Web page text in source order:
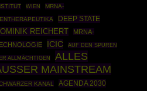
WIEN
MRNA-
DEEP STATE
REICHERT
MRNA-
ICIC AUF DEN SPUREN
ALLMÄCHTIGEN
ALLES
MAINSTREAM
KANAL AGENDA 2030